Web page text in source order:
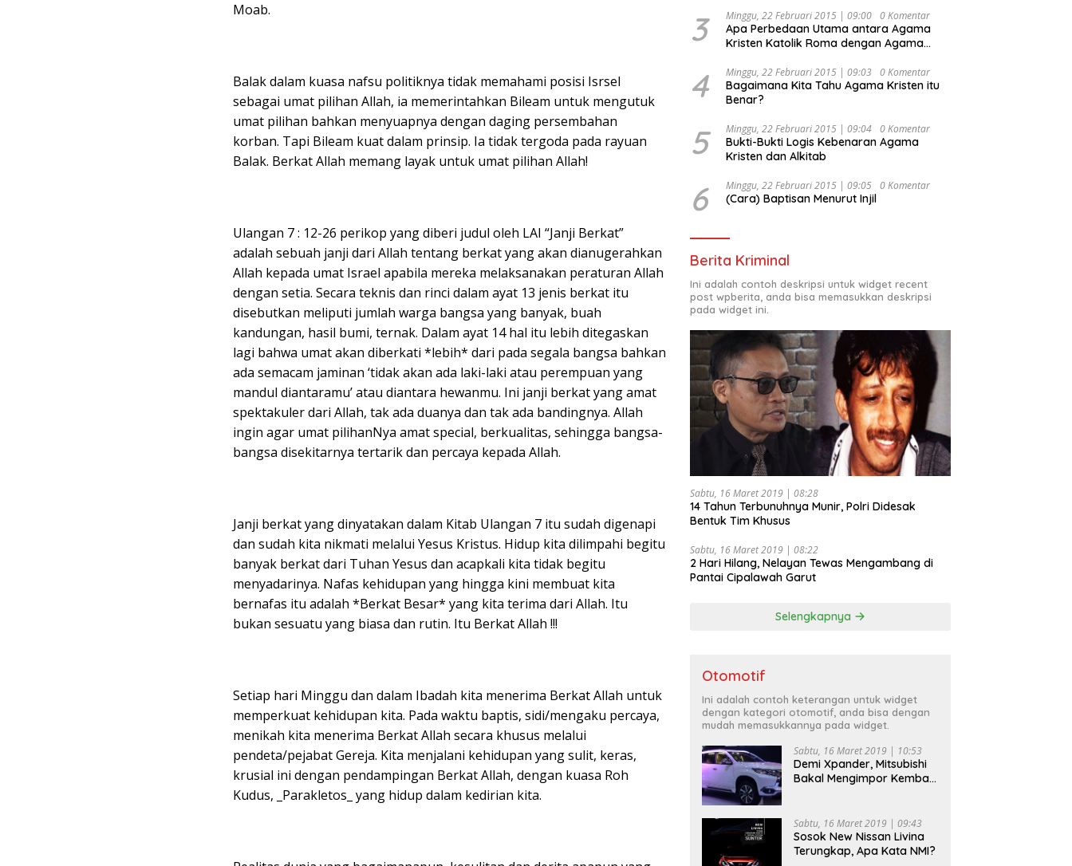
Moab.
Balak dalam kuasa nafsu politiknya tidak memahami posisi Isrsel
sebagai umat pilihan Allah, ia memerintahkan Bileam untuk mengutuk
umat pilihan bahkan menyuapnya dengan daging persembahan
korban. Tapi Bileam kuat dalam prinsip. Ia tidak tergoda pada rayuan
Balak. Berkat Allah memang layak untuk umat pilihan Allah!
Ulangan 7 : 12-26 perikop yang diberi judul oleh LAI “Janji Berkat”
adalah sebuah janji dari Allah tentang berkat yang akan dianugerahkan
Allah kepada umat Israel apabila mereka melaksanakan peraturan Allah
dengan setia. Secara teknis dan rinci dalam ayat 13 jenis berkat itu
disebutkan meliputi jumlah warga bangsa yang banyak, buah
kandungan, hasil bumi, ternak. Dalam ayat 14 hal itu lebih ditegaskan
lagi bahwa umat akan diberkati *lebih* dari pada segala bangsa bahkan
ada semacam jaminan ‘tidak akan ada laki-laki atau perempuan yang
mandul diantaramu’ atau diantara hewanmu. Ini janji berkat yang amat
spektakuler dari Allah, tak ada duanya dan tak ada bandingnya. Allah
ingin agar umat pilihanNya amat special, berkualitas, sehingga bangsa-
bangsa disekitarnya tertarik dan percaya kepada Allah.
Janji berkat yang dinyatakan dalam Kitab Ulangan 7 itu sudah digenapi
dan sudah kita nikmati melalui Yesus Kristus. Hidup kita dilimpahi begitu
banyak berkat dari Tuhan Yesus dan acapkali kita tidak begitu
menyadarinya. Nafas kehidupan yang hingga kini membuat kita
bernafas itu adalah *Berkat Besar* yang kita terima dari Allah. Itu
bukan sesuatu yang biasa dan rutin. Itu Berkat Allah !!!
Setiap hari Minggu dan dalam Ibadah kita menerima Berkat Allah untuk
memperkuat kehidupan kita. Pada waktu baptis, sidi/mengaku percaya,
menikah kita menerima Berkat Allah secara khusus melalui
pendeta/pejabat Gereja. Kita menjalani kehidupan yang sulit, keras,
krusial ini dengan pendampingan Berkat Allah, dengan kuasa Roh
Kudus, _Parakletos_ yang hidup dalam kedirian kita.
Undang Perekonomian Nasional dan
Kesejahteraan Sosial dalam Menata
Bangsa Menuju Indonesia Emas 2045”,
3 Minggu, 22 Februari 2015 | 09:00 0 Komentar
Apa Perbedaan Utama antara Agama
Kristen Katolik Roma dengan Agama
4 Minggu, 22 Februari 2015 | 09:03 0 Komentar
Bagaimana Kita Tahu Agama Kristen itu
Benar?
5 Minggu, 22 Februari 2015 | 09:04 0 Komentar
Bukti-Bukti Logis Kebenaran Agama
Kristen dan Alkitab
6 Minggu, 22 Februari 2015 | 09:05 0 Komentar
(Cara) Baptisan Menurut Injil
Berita Kriminal
Ini adalah contoh deskripsi untuk widget recent
post wpberita, anda bisa memasukkan deskripsi
pada widget ini.
Sabtu, 16 Maret 2019 | 08:28
14 Tahun Terbunuhnya Munir, Polri Didesak
Bentuk Tim Khusus
Sabtu, 16 Maret 2019 | 08:22
2 Hari Hilang, Nelayan Tewas Mengambang di
Pantai Cipalawah Garut
Selengkapnya
Otomotif
Ini adalah contoh keterangan untuk widget
dengan kategori otomotif, anda bisa dengan
mudah memasukkannya pada widget.
Sabtu, 16 Maret 2019 | 10:53
Demi Xpander, Mitsubishi
Bakal Mengimpor Kembali
Sabtu, 16 Maret 2019 | 09:43
Sosok New Nissan Livina
Terungkap, Apa Kata NMI?